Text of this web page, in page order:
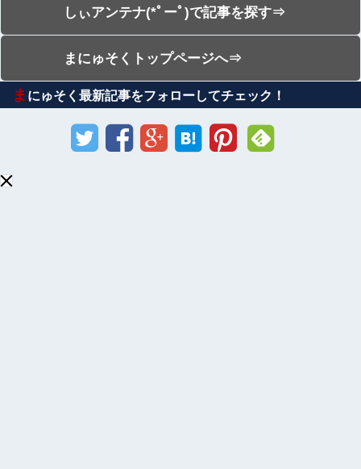
しぃアンテナ(*ﾟーﾟ)で記事を探す⇒
まにゅそくトップページへ⇒
ま にゅそく最新記事をフォローしてチェック！